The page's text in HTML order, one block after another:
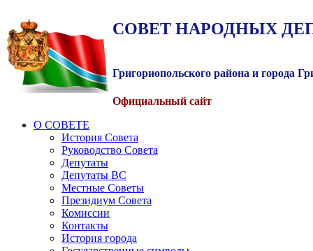
СОВЕТ НАРОДНЫХ
Григориопольского района и города
Официальный сайт
О СОВЕТЕ
История Совета
Руководство Совета
Депутаты
Депутаты ВС
Местные Советы
Президиум Совета
Комиссии
Контакты
История города